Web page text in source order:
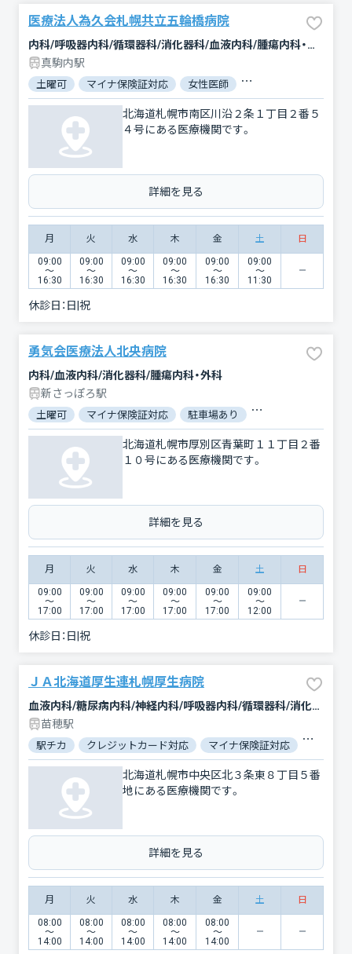
医療法人為久会札幌共立五輪橋病院
内科/呼吸器内科/循環器科/消化器科/血液内科/腫瘍内科・外科/糖尿病内科/腎臓内科・外科/アレルギー科/呼吸器外科/乳腺外科
真駒内駅
土曜可 マイナ保険証対応 女性医師 対応言語：英語
北海道札幌市南区川沿２条１丁目２番５
４号にある医療機関です。
詳細を見る
月 火 水 木 金 土 日
09:00
〜
16:30
09:00
〜
16:30
09:00
〜
16:30
09:00
〜
16:30
09:00
〜
16:30
09:00
〜
11:30
休診日： 日|祝
勇気会医療法人北央病院
内科/血液内科/消化器科/腫瘍内科・外科
新さっぽろ駅
土曜可 マイナ保険証対応 駐車場あり バリアフリー
北海道札幌市厚別区青葉町１１丁目２番
１０号にある医療機関です。
詳細を見る
月 火 水 木 金 土 日
09:00
〜
17:00
09:00
〜
17:00
09:00
〜
17:00
09:00
〜
17:00
09:00
〜
17:00
09:00
〜
12:00
休診日： 日|祝
ＪＡ北海道厚生連札幌厚生病院
血液内科/糖尿病内科/神経内科/呼吸器内科/循環器科/消化器科/腎臓内科・外科/緩和ケア/外科/心臓血管外科/整形外科/小児科/婦人科/眼科/耳鼻咽喉科/皮膚科/泌尿器科/精神科・神経科/リウマチ科/リハビリテーション/放射線科/臨床検査・病理診断/麻酔科
苗穂駅
駅チカ クレジットカード対応 マイナ保険証対応
北海道札幌市中央区北３条東８丁目５番
地にある医療機関です。
詳細を見る
月 火 水 木 金 土 日
08:00
〜
14:00
08:00
〜
14:00
08:00
〜
14:00
08:00
〜
14:00
08:00
〜
14:00